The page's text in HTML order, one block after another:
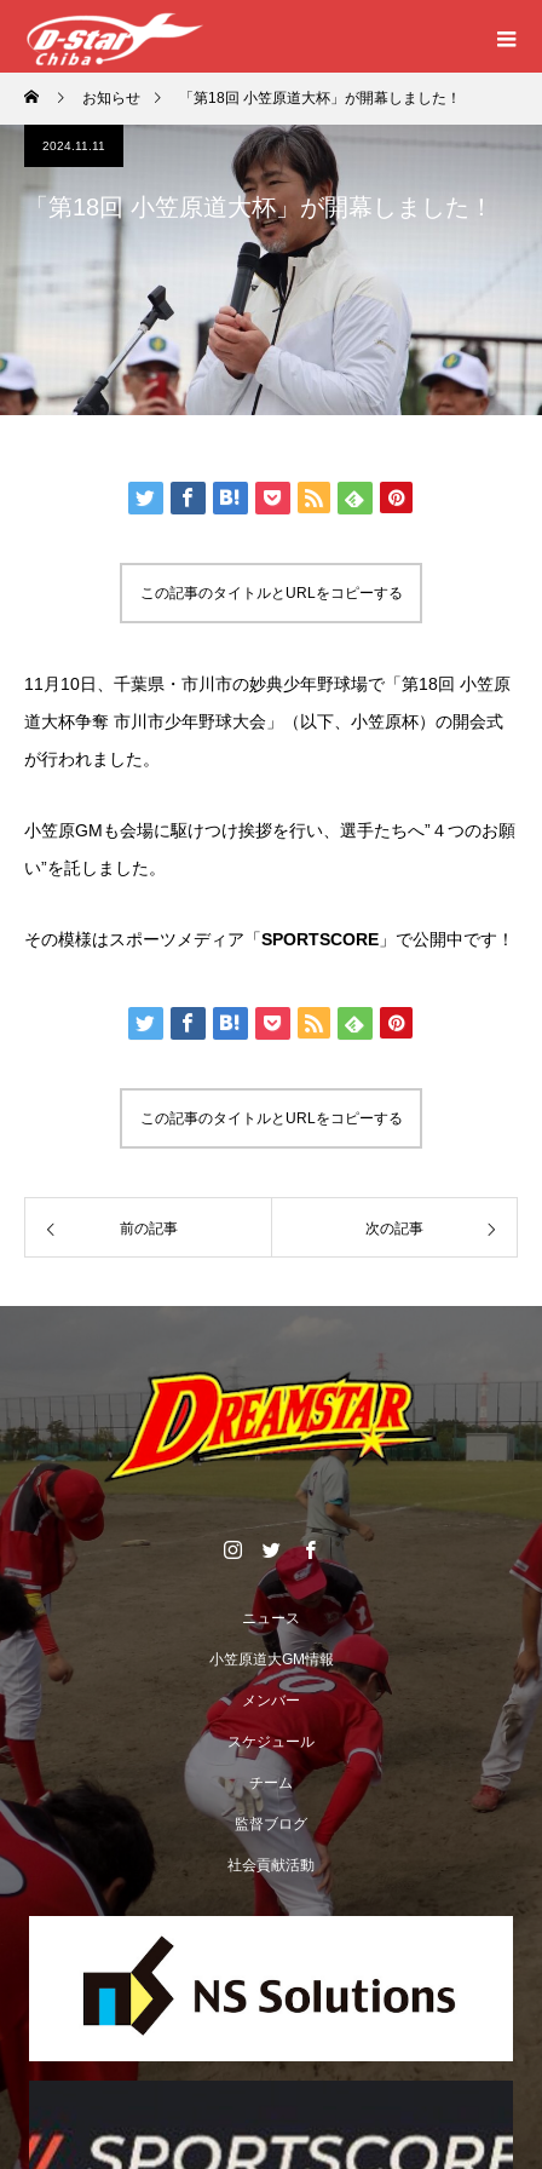
お知らせ 「第18回 小笠原道大杯」が開幕しました！
2024.11.11
「第18回 小笠原道大杯」が開幕しました！
この記事のタイトルとURLをコピーする
11月10日、千葉県・市川市の妙典少年野球場で「第18回 小笠原
道大杯争奪 市川市少年野球大会」（以下、小笠原杯）の開会式
が行われました。
小笠原GMも会場に駆けつけ挨拶を行い、選手たちへ”４つのお願
い”を託しました。
その模様はスポーツメディア「SPORTSCORE 」で公開中です！
この記事のタイトルとURLをコピーする
前の記事 次の記事
ニュース
小笠原道大GM情報
メンバー
スケジュール
チーム
監督ブログ
社会貢献活動